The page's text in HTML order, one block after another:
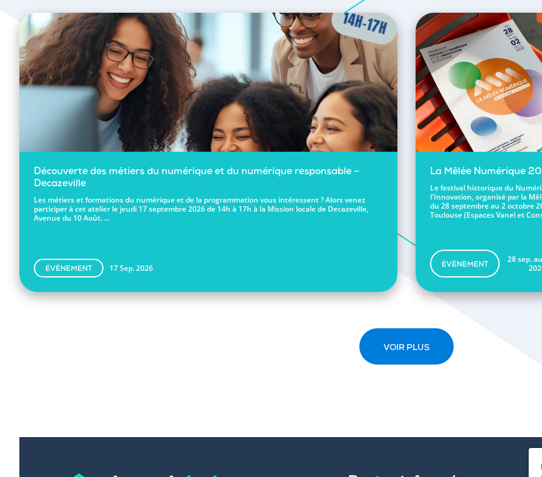
Découverte des métiers du numérique et du numérique responsable –
Decazeville
Les métiers et formations du numérique et de la programmation vous intéressent ? Alors venez
participer à cet atelier le jeudi 17 septembre 2026 de 14h à 17h à la Mission locale de Decazeville,
Avenue du 10 Août. ...
ÉVÈNEMENT 17 Sep. 2026
La Mêlée Numérique
Le festival historique du
l'Innovation, organisé par la
du 28 septembre au 2 octobre
Toulouse (Espaces Vanel et
ÉVÈNEMENT
28 sep.
VOIR PLUS